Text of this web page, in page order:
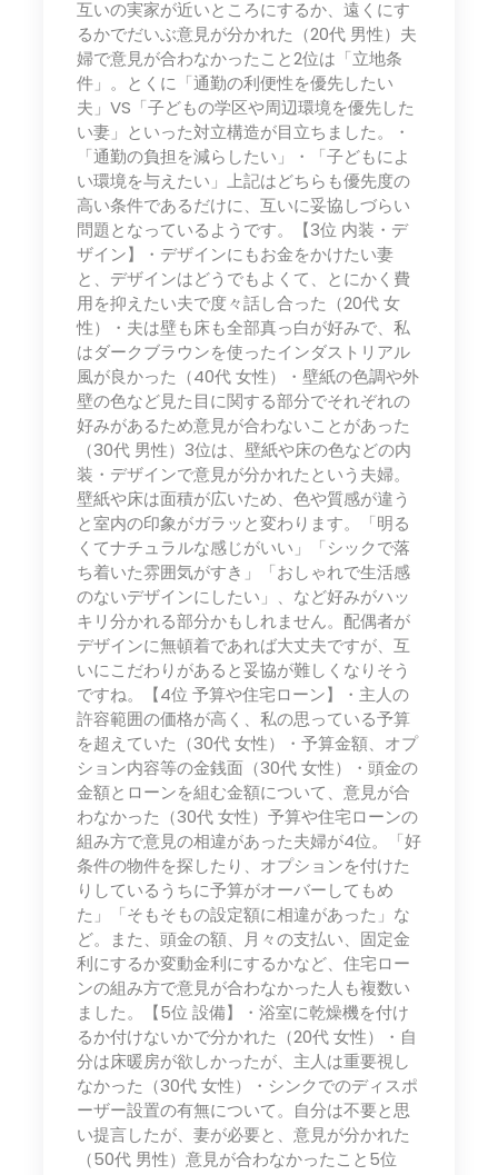
互いの実家が近いところにするか、遠くにす
るかでだいぶ意見が分かれた（20代 男性）夫
婦で意見が合わなかったこと2位は「立地条
件」。とくに「通勤の利便性を優先したい
夫」VS「子どもの学区や周辺環境を優先した
い妻」といった対立構造が目立ちました。・
「通勤の負担を減らしたい」・「子どもによ
い環境を与えたい」上記はどちらも優先度の
高い条件であるだけに、互いに妥協しづらい
問題となっているようです。【3位 内装・デ
ザイン】・デザインにもお金をかけたい妻
と、デザインはどうでもよくて、とにかく費
用を抑えたい夫で度々話し合った（20代 女
性）・夫は壁も床も全部真っ白が好みで、私
はダークブラウンを使ったインダストリアル
風が良かった（40代 女性）・壁紙の色調や外
壁の色など見た目に関する部分でそれぞれの
好みがあるため意見が合わないことがあった
（30代 男性）3位は、壁紙や床の色などの内
装・デザインで意見が分かれたという夫婦。
壁紙や床は面積が広いため、色や質感が違う
と室内の印象がガラッと変わります。「明る
くてナチュラルな感じがいい」「シックで落
ち着いた雰囲気がすき」「おしゃれで生活感
のないデザインにしたい」、など好みがハッ
キリ分かれる部分かもしれません。配偶者が
デザインに無頓着であれば大丈夫ですが、互
いにこだわりがあると妥協が難しくなりそう
ですね。【4位 予算や住宅ローン】・主人の
許容範囲の価格が高く、私の思っている予算
を超えていた（30代 女性）・予算金額、オプ
ション内容等の金銭面（30代 女性）・頭金の
金額とローンを組む金額について、意見が合
わなかった（30代 女性）予算や住宅ローンの
組み方で意見の相違があった夫婦が4位。「好
条件の物件を探したり、オプションを付けた
りしているうちに予算がオーバーしてもめ
た」「そもそもの設定額に相違があった」な
ど。また、頭金の額、月々の支払い、固定金
利にするか変動金利にするかなど、住宅ロー
ンの組み方で意見が合わなかった人も複数い
ました。【5位 設備】・浴室に乾燥機を付け
るか付けないかで分かれた（20代 女性）・自
分は床暖房が欲しかったが、主人は重要視し
なかった（30代 女性）・シンクでのディスポ
ーザー設置の有無について。自分は不要と思
い提言したが、妻が必要と、意見が分かれた
（50代 男性）意見が合わなかったこと5位